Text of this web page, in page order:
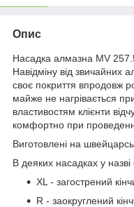
Опис
Насадка алмазна MV
Навідміну від звичайних
своє покриття впродовж
майже не нагрівається
властивостям клієнти
комфортно при
Виготовлені на
В деяких насадках у
XL - загострений
R - заокруглений